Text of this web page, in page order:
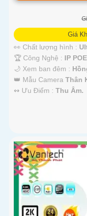
Giá
👀 Chất lượng hình :
🏆 Công Nghệ : IP
🌙 Xem ban đêm :
👑 Mẫu Camera Thân
️↭ Ưu Điểm : Thu Âm.